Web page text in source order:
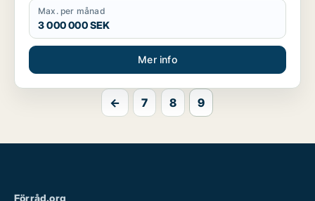
Max. per månad
3 000 000 SEK
Mer info
← 7 8 9
Förråd.org